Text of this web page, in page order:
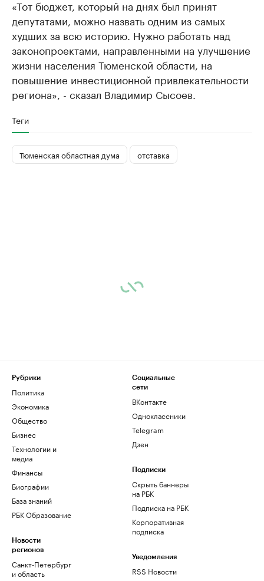
«Тот бюджет, который на днях был принят
депутатами, можно назвать одним из самых
худших за всю историю. Нужно работать над
законопроектами, направленными на улучшение
жизни населения Тюменской области, на
повышение инвестиционной привлекательности
региона», - сказал Владимир Сысоев.
Теги
Тюменская областная дума отставка
Рубрики
Политика
Экономика
Общество
Бизнес
Технологии и
медиа
Финансы
Биографии
База знаний
РБК Образование
Новости
регионов
Санкт-Петербург
и область
Социальные
сети
ВКонтакте
Одноклассники
Telegram
Дзен
Подписки
Скрыть баннеры
на РБК
Подписка на РБК
Корпоративная
подписка
Уведомления
RSS Новости